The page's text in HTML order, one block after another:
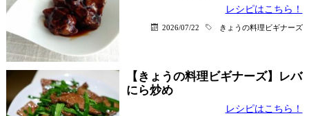
レシピはこちら！
2026/07/22 きょうの料理ビギナーズ
【きょうの料理ビギナーズ】レバ
にら炒め
レシピはこちら！